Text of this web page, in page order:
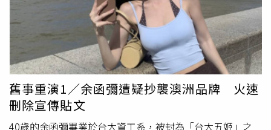
歲，如果真的辭職，全職準備1、2年卻沒考上，壓力會更
大。因此，原PO每天都在勸自己不要離職，「當初也是花
了好大力氣考上、換單位的，不知道要不要給自己留後
路」。貼文曝光後，網友意見兩極，有人勸原PO不要衝
動，「既然是好缺就待著，跳脫舒適圈換來的99.99%是痛
苦，不會比較好」、「我是覺得不要…到時候考到爛缺，你
是不是又想逃，變成輪迴。你可以去進修之類的，做些有興
趣的事」、「覺得先不要辭，或者說要辭也等薪水累積到可
以讓你有3到5年的餘裕可以不工作再辭」、「同事從好缺跳
舊事重演1／余函彌遭疑抄襲澳洲品牌 火速
刪除宣傳貼文
40歲的余函彌畢業於台大資工系，被封為「台大五姬」之